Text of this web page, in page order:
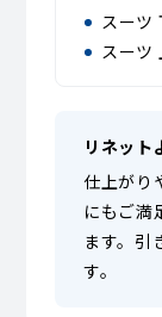
スーツ
スーツ
リネット
仕上がり
にもご満
ます。引
す。